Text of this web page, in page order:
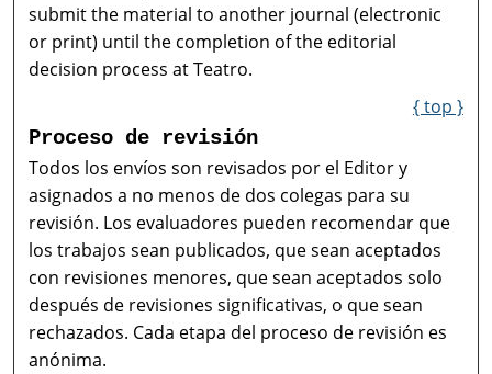
submit the material to another journal (electronic
or print) until the completion of the editorial
decision process at Teatro.
{ top }
Proceso de revisión
Todos los envíos son revisados por el Editor y
asignados a no menos de dos colegas para su
revisión. Los evaluadores pueden recomendar que
los trabajos sean publicados, que sean aceptados
con revisiones menores, que sean aceptados solo
después de revisiones significativas, o que sean
rechazados. Cada etapa del proceso de revisión es
anónima.